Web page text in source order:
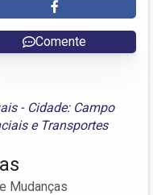
Comente
- Cidade: Campo
e Transportes
Mudanças